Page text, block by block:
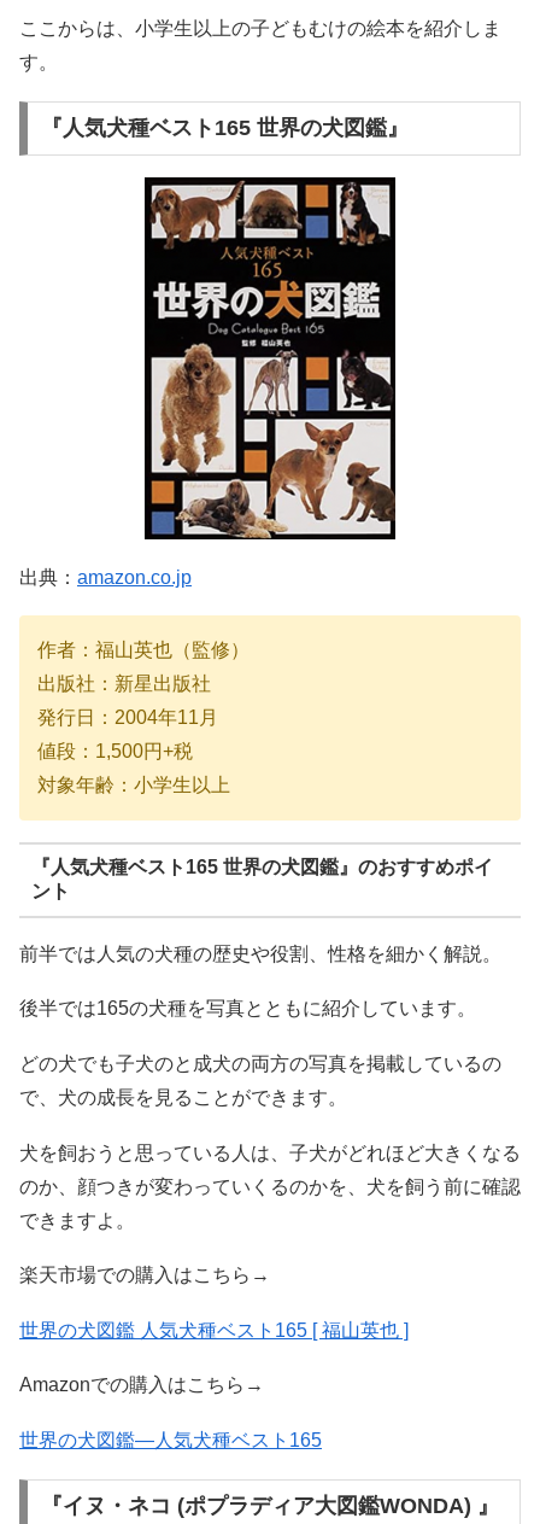
ここからは、小学生以上の子どもむけの絵本を紹介しま
す。
『人気犬種ベスト165 世界の犬図鑑』
出典： amazon.co.jp
作者：福山英也（監修）
出版社：新星出版社
発行日：2004年11月
値段：1,500円+税
対象年齢：小学生以上
『 人気犬種ベスト165 世界の犬図鑑』のおすすめポイ
ント
前半では人気の犬種の歴史や役割、性格を細かく解説。
後半では165の犬種を写真とともに紹介しています。
どの犬でも子犬のと成犬の両方の写真を掲載しているの
で、犬の成長を見ることができます。
犬を飼おうと思っている人は、子犬がどれほど大きくなる
のか、顔つきが変わっていくるのかを、犬を飼う前に確認
できますよ。
楽天市場での購入はこちら→
世界の犬図鑑 人気犬種ベスト165 [ 福山英也 ]
Amazonでの購入はこちら→
世界の犬図鑑―人気犬種ベスト165
『イヌ・ネコ (ポプラディア大図鑑WONDA) 』